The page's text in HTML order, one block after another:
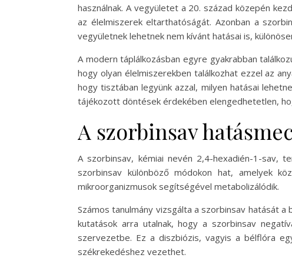
használnak. A vegyületet a 20. század közepén
az élelmiszerek eltarthatóságát. Azonban a
vegyületnek lehetnek nem kívánt hatásai is,
A modern táplálkozásban egyre gyakrabban
hogy olyan élelmiszerekben találkozhat ezzel az
hogy tisztában legyünk azzal, milyen hatásai
tájékozott döntések érdekében elengedhetetlen,
A szorbinsav
A szorbinsav, kémiai nevén 2,4-hexadién-1-sav,
szorbinsav különböző módokon hat, amelyek
mikroorganizmusok segítségével metabolizálódik.
Számos tanulmány vizsgálta a szorbinsav hatását
kutatások arra utalnak, hogy a szorbinsav
szervezetbe. Ez a diszbiózis, vagyis a bélflóra
székrekedéshez vezethet.